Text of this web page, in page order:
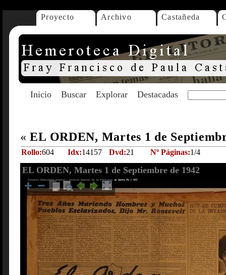
Proyecto Archivo Castañeda
Inicio Buscar Explorar Destacadas
« EL ORDEN, Martes 1 de
Rollo:604 Idx:14157 Dvd:21 Nº Páginas:1/4
EL ORDEN, Martes 1 de Septiembre de 1942